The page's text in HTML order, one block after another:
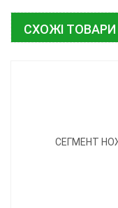
СХОЖІ ТОВАРИ
СЕГМЕНТ